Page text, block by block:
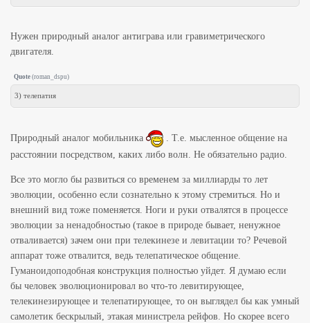
Нужен природный аналог антиграва или гравиметрического
двигателя.
Quote (roman_dspu)
3) телепатия
Природный аналог мобильника
. Т.е. мысленное общение на
расстоянии посредством, каких либо волн. Не обязательно радио.
Все это могло бы развиться со временем за миллиарды то лет
эволюции, особенно если сознательно к этому стремиться. Но и
внешний вид тоже поменяется. Ноги и руки отвалятся в процессе
эволюции за ненадобностью (такое в природе бывает, ненужное
отваливается) зачем они при телекинезе и левитации то? Речевой
аппарат тоже отвалится, ведь телепатическое общение.
Гуманоидоподобная конструкция полностью уйдет. Я думаю если
бы человек эволюционировал во что-то левитирующее,
телекинезирующее и телепатирующее, то он выглядел бы как умный
самолетик бескрылый, этакая министрела рейфов. Но скорее всего